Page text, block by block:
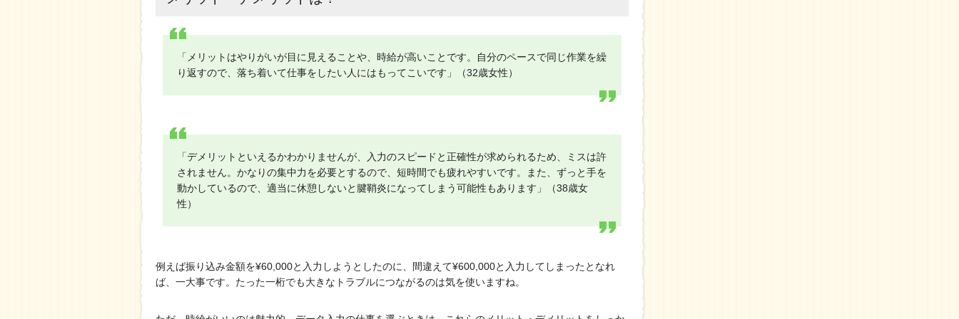
「メリットはやりがいが目に見えることや、時給が高いことです。自分のペースで同じ作業を繰
り返すので、落ち着いて仕事をしたい人にはもってこいです」（32歳女性）
「デメリットといえるかわかりませんが、入力のスピードと正確性が求められるため、ミスは許
されません。かなりの集中力を必要とするので、短時間でも疲れやすいです。また、ずっと手を
動かしているので、適当に休憩しないと腱鞘炎になってしまう可能性もあります」（38歳女
性）
例えば振り込み金額を¥60,000と入力しようとしたのに、間違えて¥600,000と入力してしまったとなれ
ば、一大事です。たった一桁でも大きなトラブルにつながるのは気を使いますね。